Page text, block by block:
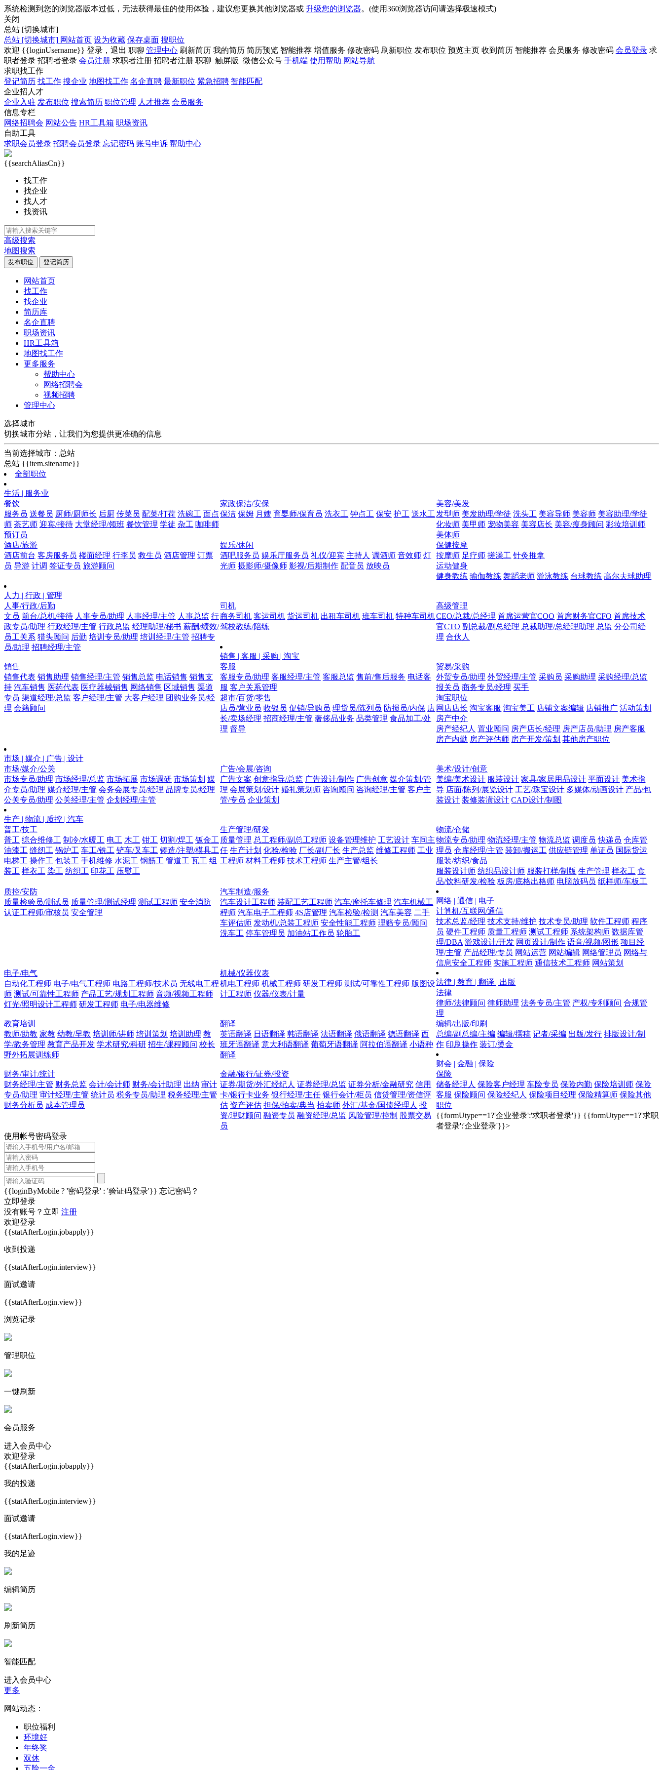
系统检测到您的浏览器版本过低，无法获得最佳的使用体验，建议您更换其他浏览器或 升级您的浏览器。(使用360浏览器访问请选择极速模式)
关闭
总站 [切换城市]
总站 [切换城市] 网站首页 设为收藏 保存桌面 搜职位
欢迎 {{loginUsername}} 登录， 退出 职聊 管理中心 刷新简历 我的简历 简历预览 智能推荐 增值服务 修改密码 刷新职位 发布职位 预览主页 收到简历 智能推荐 会员服务 修改密码 会员登录 求
职者登录 招聘者登录 会员注册 求职者注册 招聘者注册 职聊 触屏版 微信公众号 手机端 使用帮助 网站导航
求职找工作
登记简历 找工作 搜企业 地图找工作 名企直聘 最新职位 紧急招聘 智能匹配
企业招人才
企业入驻 发布职位 搜索简历 职位管理 人才推荐 会员服务
信息专栏
网络招聘会 网站公告 HR工具箱 职场资讯
自助工具
求职会员登录 招聘会员登录 忘记密码 账号申诉 帮助中心
{{searchAliasCn}}
找工作
找企业
找人才
找资讯
高级搜索
地图搜索
发布职位 登记简历
网站首页
找工作
找企业
简历库
名企直聘
职场资讯
HR工具箱
地图找工作
更多服务
帮助中心
网络招聘会
视频招聘
管理中心
选择城市
切换城市分站，让我们为您提供更准确的信息
当前选择城市： 总站
总站 {{item.sitename}}
全部职位
生活 | 服务业
餐饮
服务员 送餐员 厨师/厨师长 后厨 传菜员 配菜/打荷 洗碗工 面点
师 茶艺师 迎宾/接待 大堂经理/领班 餐饮管理 学徒 杂工 咖啡师
预订员
家政保洁/安保
保洁 保姆 月嫂 育婴师/保育员 洗衣工 钟点工 保安 护工 送水工
美容/美发
发型师 美发助理/学徒 洗头工 美容导师 美容师 美容助理/学徒
化妆师 美甲师 宠物美容 美容店长 美容/瘦身顾问 彩妆培训师
美体师
酒店/旅游
酒店前台 客房服务员 楼面经理 行李员 救生员 酒店管理 订票
员 导游 计调 签证专员 旅游顾问
娱乐/休闲
酒吧服务员 娱乐厅服务员 礼仪/迎宾 主持人 调酒师 音效师 灯
光师 摄影师/摄像师 影视/后期制作 配音员 放映员
保健按摩
按摩师 足疗师 搓澡工 针灸推拿
运动健身
健身教练 瑜伽教练 舞蹈老师 游泳教练 台球教练 高尔夫球助理
人力 | 行政 | 管理
人事/行政/后勤
文员 前台/总机/接待 人事专员/助理 人事经理/主管 人事总监 行
政专员/助理 行政经理/主管 行政总监 经理助理/秘书 薪酬/绩效/
员工关系 猎头顾问 后勤 培训专员/助理 培训经理/主管 招聘专
员/助理 招聘经理/主管
司机
商务司机 客运司机 货运司机 出租车司机 班车司机 特种车司机
驾校教练/陪练
高级管理
CEO/总裁/总经理 首席运营官COO 首席财务官CFO 首席技术
官CTO 副总裁/副总经理 总裁助理/总经理助理 总监 分公司经
理 合伙人
销售 | 客服 | 采购 | 淘宝
销售
销售代表 销售助理 销售经理/主管 销售总监 电话销售 销售支
持 汽车销售 医药代表 医疗器械销售 网络销售 区域销售 渠道
专员 渠道经理/总监 客户经理/主管 大客户经理 团购业务员/经
理 会籍顾问
客服
客服专员/助理 客服经理/主管 客服总监 售前/售后服务 电话客
服 客户关系管理
贸易/采购
外贸专员/助理 外贸经理/主管 采购员 采购助理 采购经理/总监
报关员 商务专员/经理 买手
超市/百货/零售
店员/营业员 收银员 促销/导购员 理货员/陈列员 防损员/内保 店
长/卖场经理 招商经理/主管 奢侈品业务 品类管理 食品加工/处
理 督导
淘宝职位
网店店长 淘宝客服 淘宝美工 店铺文案编辑 店铺推广 活动策划
房产中介
房产经纪人 置业顾问 房产店长/经理 房产店员/助理 房产客服
房产内勤 房产评估师 房产开发/策划 其他房产职位
市场 | 媒介 | 广告 | 设计
市场/媒介/公关
市场专员/助理 市场经理/总监 市场拓展 市场调研 市场策划 媒
介专员/助理 媒介经理/主管 会务会展专员/经理 品牌专员/经理
公关专员/助理 公关经理/主管 企划经理/主管
广告/会展/咨询
广告文案 创意指导/总监 广告设计/制作 广告创意 媒介策划/管
理 会展策划/设计 婚礼策划师 咨询顾问 咨询经理/主管 客户主
管/专员 企业策划
美术/设计/创意
美编/美术设计 服装设计 家具/家居用品设计 平面设计 美术指
导 店面/陈列/展览设计 工艺/珠宝设计 多媒体/动画设计 产品/包
装设计 装修装潢设计 CAD设计/制图
生产 | 物流 | 质控 | 汽车
普工/技工
普工 综合维修工 制冷/水暖工 电工 木工 钳工 切割/焊工 钣金工
油漆工 缝纫工 锅炉工 车工/铣工 铲车/叉车工 铸造/注塑/模具工
电梯工 操作工 包装工 手机维修 水泥工 钢筋工 管道工 瓦工 组
装工 样衣工 染工 纺织工 印花工 压熨工
生产管理/研发
质量管理 总工程师/副总工程师 设备管理维护 工艺设计 车间主
任 生产计划 化验/检验 厂长/副厂长 生产总监 维修工程师 工业
工程师 材料工程师 技术工程师 生产主管/组长
物流/仓储
物流专员/助理 物流经理/主管 物流总监 调度员 快递员 仓库管
理员 仓库经理/主管 装卸/搬运工 供应链管理 单证员 国际货运
服装/纺织/食品
服装设计师 纺织品设计师 服装打样/制版 生产管理 样衣工 食
品/饮料研发/检验 板房/底格出格师 电脑放码员 纸样师/车板工
质控/安防
质量检验员/测试员 质量管理/测试经理 测试工程师 安全消防
认证工程师/审核员 安全管理
汽车制造/服务
汽车设计工程师 装配工艺工程师 汽车/摩托车修理 汽车机械工
程师 汽车电子工程师 4S店管理 汽车检验/检测 汽车美容 二手
车评估师 发动机/总装工程师 安全性能工程师 理赔专员/顾问
洗车工 停车管理员 加油站工作员 轮胎工
网络 | 通信 | 电子
计算机/互联网/通信
技术总监/经理 技术支持/维护 技术专员/助理 软件工程师 程序
员 硬件工程师 质量工程师 测试工程师 系统架构师 数据库管
理/DBA 游戏设计/开发 网页设计/制作 语音/视频/图形 项目经
理/主管 产品经理/专员 网站运营 网站编辑 网络管理员 网络与
信息安全工程师 实施工程师 通信技术工程师 网站策划
电子/电气
自动化工程师 电子/电气工程师 电路工程师/技术员 无线电工程
师 测试/可靠性工程师 产品工艺/规划工程师 音频/视频工程师
灯光/照明设计工程师 研发工程师 电子/电器维修
机械/仪器仪表
机电工程师 机械工程师 研发工程师 测试/可靠性工程师 版图设
计工程师 仪器/仪表/计量
法律 | 教育 | 翻译 | 出版
法律
律师/法律顾问 律师助理 法务专员/主管 产权/专利顾问 合规管
理
教育培训
教师/助教 家教 幼教/早教 培训师/讲师 培训策划 培训助理 教
学/教务管理 教育产品开发 学术研究/科研 招生/课程顾问 校长
野外拓展训练师
翻译
英语翻译 日语翻译 韩语翻译 法语翻译 俄语翻译 德语翻译 西
班牙语翻译 意大利语翻译 葡萄牙语翻译 阿拉伯语翻译 小语种
翻译
编辑/出版/印刷
总编/副总编/主编 编辑/撰稿 记者/采编 出版/发行 排版设计/制
作 印刷操作 装订/烫金
财会 | 金融 | 保险
财务/审计/统计
财务经理/主管 财务总监 会计/会计师 财务/会计助理 出纳 审计
专员/助理 审计经理/主管 统计员 税务专员/助理 税务经理/主管
财务分析员 成本管理员
金融/银行/证券/投资
证券/期货/外汇经纪人 证券经理/总监 证券分析/金融研究 信用
卡/银行卡业务 银行经理/主任 银行会计/柜员 信贷管理/资信评
估 资产评估 担保/拍卖/典当 拍卖师 外汇/基金/国债经理人 投
资/理财顾问 融资专员 融资经理/总监 风险管理/控制 股票交易
员
保险
储备经理人 保险客户经理 车险专员 保险内勤 保险培训师 保险
客服 保险顾问 保险经纪人 保险项目经理 保险精算师 保险其他
职位
{{formUtype==1?'企业登录':'求职者登录'}} {{formUtype==1?'求职
者登录':'企业登录'}}>
使用帐号密码登录
{{loginByMobile ? '密码登录' : '验证码登录'}} 忘记密码？
立即登录
没有账号？立即 注册
欢迎登录
{{statAfterLogin.jobapply}}
收到投递
{{statAfterLogin.interview}}
面试邀请
{{statAfterLogin.view}}
浏览记录
管理职位
一键刷新
会员服务
进入会员中心
欢迎登录
{{statAfterLogin.jobapply}}
我的投递
{{statAfterLogin.interview}}
面试邀请
{{statAfterLogin.view}}
我的足迹
编辑简历
刷新简历
智能匹配
进入会员中心
更多
网站动态：
职位福利
环境好
年终奖
双休
五险一金